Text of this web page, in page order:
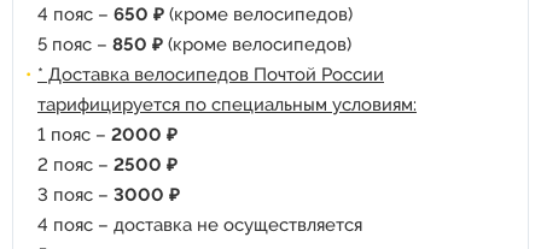
4 пояс – 650 ₽ (кроме велосипедов)
5 пояс – 850 ₽ (кроме велосипедов)
* Доставка велосипедов Почтой России
тарифицируется по специальным условиям:
1 пояс – 2000 ₽
2 пояс – 2500 ₽
3 пояс – 3000 ₽
4 пояс – доставка не осуществляется